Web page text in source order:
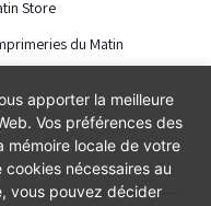
Store
du Matin
apporter la meilleure
Vos préférences des
mémoire locale de votre
cookies nécessaires au
vous pouvez décider